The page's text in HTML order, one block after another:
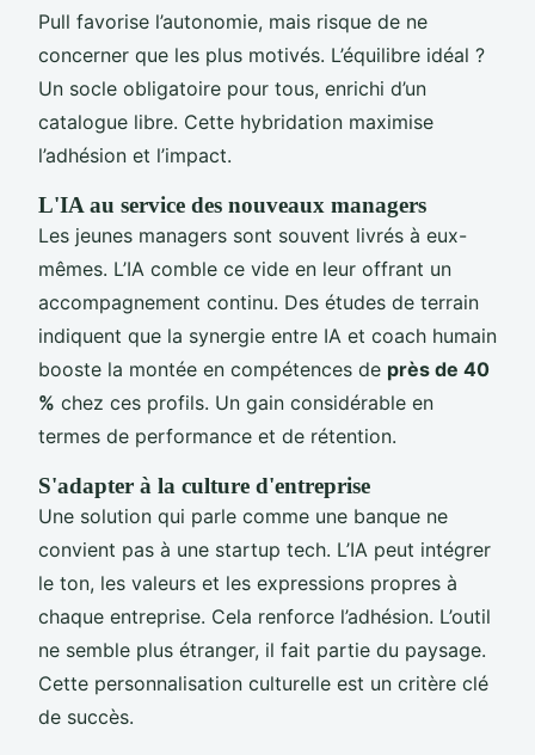
Pull favorise l’autonomie, mais risque de ne
concerner que les plus motivés. L’équilibre idéal ?
Un socle obligatoire pour tous, enrichi d’un
catalogue libre. Cette hybridation maximise
l’adhésion et l’impact.
L'IA au service des nouveaux managers
Les jeunes managers sont souvent livrés à eux-
mêmes. L’IA comble ce vide en leur offrant un
accompagnement continu. Des études de terrain
indiquent que la synergie entre IA et coach humain
booste la montée en compétences de près de 40
% chez ces profils. Un gain considérable en
termes de performance et de rétention.
S'adapter à la culture d'entreprise
Une solution qui parle comme une banque ne
convient pas à une startup tech. L’IA peut intégrer
le ton, les valeurs et les expressions propres à
chaque entreprise. Cela renforce l’adhésion. L’outil
ne semble plus étranger, il fait partie du paysage.
Cette personnalisation culturelle est un critère clé
de succès.